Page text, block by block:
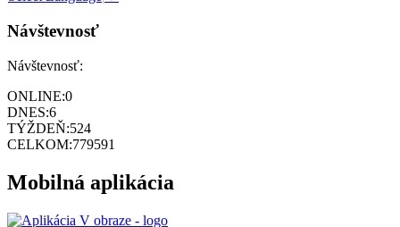
Návštevnosť
Návštevnosť:
ONLINE:0
DNES:6
TÝŽDEŇ:524
CELKOM:779591
Mobilná aplikácia